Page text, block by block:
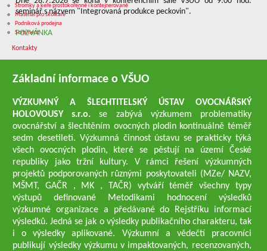
Stromky a keře prostokořenné i kontejnerované
Materiál pro školkaře
Podniková prodejna
Sortiment
Kontakty
seminář s názvem "Integrovaná produkce peckovin".
POZVÁNKA
Základní informace o VŠUO
VÝZKUMNÝ A ŠLECHTITELSKÝ ÚSTAV OVOCNÁŘSKÝ
HOLOVOUSY s.r.o.se zabývá výzkumem problematiky
ovocnářství a šlechtěním ovocných plodin kontinuálně téměř
sedm desetiletí. Výzkumná činnost ústavu se prakticky týká
všech ovocných plodin, které se pěstují na území České
republiky jako tržní kultury. V rámci řešení výzkumných
projektů podporovaných různými poskytovateli (MZe/ NAZV,
MŠMT, GAČR , MK , TAČR) vytváří téměř všechny typy
výstupů definované Metodikami hodnocení výsledků
výzkumné organizace a předávané do Rejstříku informací
výsledků. Jedná se jak o výsledky publikačního charakteru, tak
i o výsledky aplikované. Výzkumní a vědečtí pracovníci
publikují výsledky výzkumu v impaktovaných, recenzovaných,